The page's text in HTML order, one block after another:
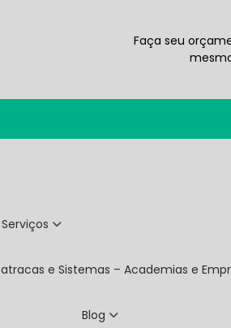
Faça seu
Serviços
Catracas e Sistemas – Academias e
Blog